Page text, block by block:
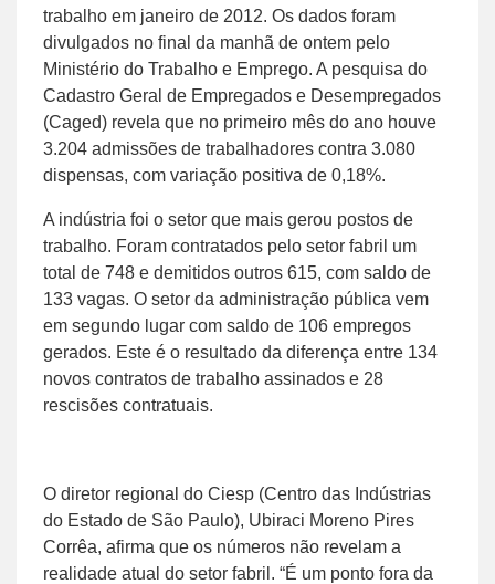
trabalho em janeiro de 2012. Os dados foram
divulgados no final da manhã de ontem pelo
Ministério do Trabalho e Emprego. A pesquisa do
Cadastro Geral de Empregados e Desempregados
(Caged) revela que no primeiro mês do ano houve
3.204 admissões de trabalhadores contra 3.080
dispensas, com variação positiva de 0,18%.
A indústria foi o setor que mais gerou postos de
trabalho. Foram contratados pelo setor fabril um
total de 748 e demitidos outros 615, com saldo de
133 vagas. O setor da administração pública vem
em segundo lugar com saldo de 106 empregos
gerados. Este é o resultado da diferença entre 134
novos contratos de trabalho assinados e 28
rescisões contratuais.
O diretor regional do Ciesp (Centro das Indústrias
do Estado de São Paulo), Ubiraci Moreno Pires
Corrêa, afirma que os números não revelam a
realidade atual do setor fabril. “É um ponto fora da